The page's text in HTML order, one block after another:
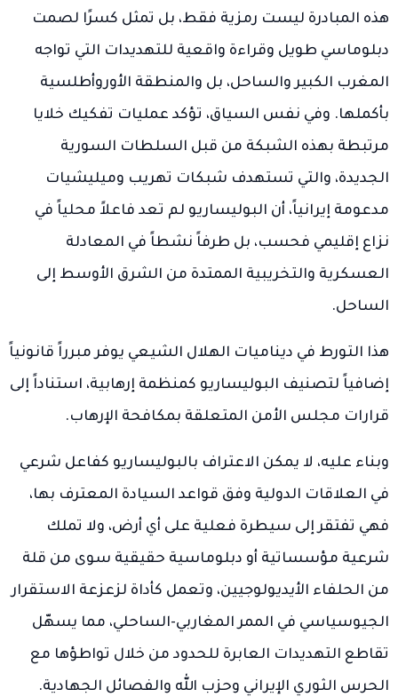
هذه المبادرة ليست رمزية فقط، بل تمثل كسرًا لصمت
دبلوماسي طويل وقراءة واقعية للتهديدات التي تواجه
المغرب الكبير والساحل، بل والمنطقة الأوروأطلسية
بأكملها. وفي نفس السياق، تؤكد عمليات تفكيك خلايا
مرتبطة بهذه الشبكة من قبل السلطات السورية
الجديدة، والتي تستهدف شبكات تهريب وميليشيات
مدعومة إيرانياً، أن البوليساريو لم تعد فاعلاً محلياً في
نزاع إقليمي فحسب، بل طرفاً نشطاً في المعادلة
العسكرية والتخريبية الممتدة من الشرق الأوسط إلى
الساحل.
هذا التورط في ديناميات الهلال الشيعي يوفر مبرراً قانونياً
إضافياً لتصنيف البوليساريو كمنظمة إرهابية، استناداً إلى
قرارات مجلس الأمن المتعلقة بمكافحة الإرهاب.
وبناء عليه، لا يمكن الاعتراف بالبوليساريو كفاعل شرعي
في العلاقات الدولية وفق قواعد السيادة المعترف بها،
فهي تفتقر إلى سيطرة فعلية على أي أرض، ولا تملك
شرعية مؤسساتية أو دبلوماسية حقيقية سوى من قلة
من الحلفاء الأيديولوجيين، وتعمل كأداة لزعزعة الاستقرار
الجيوسياسي في الممر المغاربي-الساحلي، مما يسهّل
تقاطع التهديدات العابرة للحدود من خلال تواطؤها مع
الحرس الثوري الإيراني وحزب الله والفصائل الجهادية.